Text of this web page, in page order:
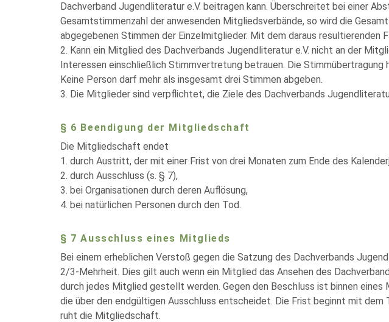
Dachverband Jugendliteratur e.V. beitragen kann. Überschreitet bei einer
Gesamtstimmenzahl der anwesenden Mitgliedsverbände, so wird die
abgegebenen Stimmen der Einzelmitglieder. Mit dem daraus
2. Kann ein Mitglied des Dachverbands Jugendliteratur e.V. nicht an der
Interessen einschließlich Stimmvertretung betrauen. Die
Keine Person darf mehr als insgesamt drei Stimmen abgeben.
3. Die Mitglieder sind verpflichtet, die Ziele des Dachverbands
§ 6 Beendigung der Mitgliedschaft
Die Mitgliedschaft endet
1. durch Austritt, der mit einer Frist von drei Monaten zum Ende des
2. durch Ausschluss (s. § 7),
3. bei Organisationen durch deren Auflösung,
4. bei natürlichen Personen durch den Tod.
§ 7 Ausschluss eines Mitglieds
Bei einem erheblichen Verstoß gegen die Satzung des Dachverbands
2/3-Mehrheit. Dies gilt auch wenn ein Mitglied das Ansehen des
durch jedes Mitglied gestellt werden. Gegen den Beschluss ist binnen
die über den endgültigen Ausschluss entscheidet. Die Frist beginnt mit
ruht die Mitgliedschaft.